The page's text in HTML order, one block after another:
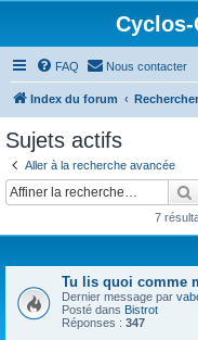
FAQ Nous contacter
Index du forum Rechercher
Sujets actifs
Aller à la recherche avancée
7
Tu lis quoi comme
Dernier message par
Posté dans Bistrot
Réponses : 347